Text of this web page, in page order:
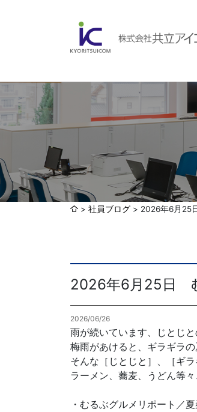
会社案内
会社概要
認証取得
各種方針
情報セキュリティ基本方針
Web制作・ホームペ
WEB
ホームページ制作・運営
ランディングページ制作
Web分析・改善・コンサル
インターネット広告代行
企画・販売促進
PLANNING
トータルプロモーション
イベント運営
社員ブログ 2026年6月25
2026年6月25日
2026/06/26
雨が続いています、じとじと
梅雨があけると、ギラギラの
そんな［じとじと］、［ギ
ラーメン、蕎麦、うどん等
・むるぶグルメリポート／